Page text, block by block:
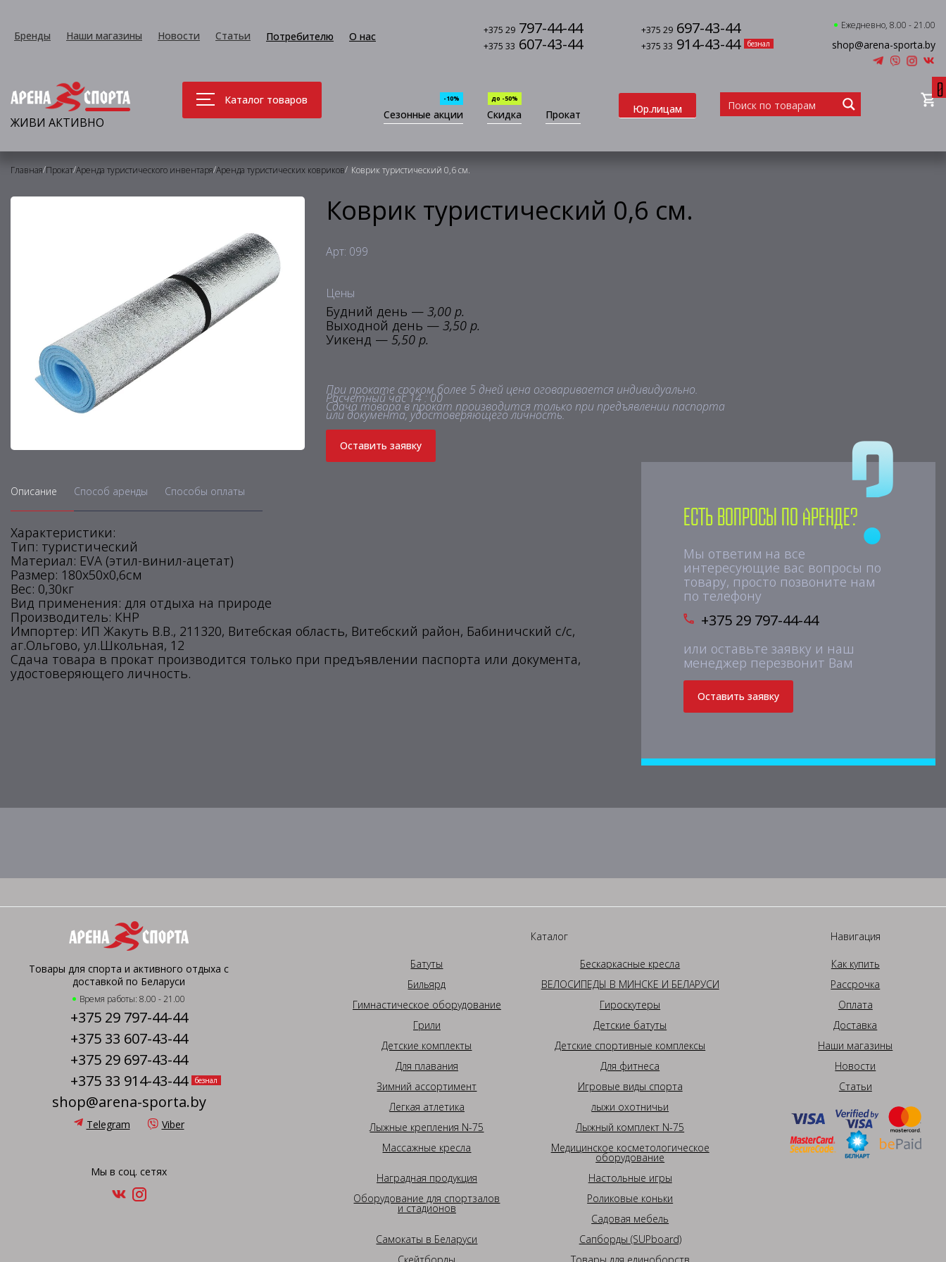
Бренды Наши магазины Новости Статьи Потребителю О нас +375 29 797-44-44 +375 29 697-43-44
+375 33 607-43-44 +375 33 914-43-44 безнал
Ежедневно, 8.00 - 21.00
shop@arena-sporta.by
ЖИВИ АКТИВНО
Каталог товаров
Сезонные акции
-10%
Скидка
до -50%
Прокат Юр.лицам
0
Главная/Прокат/Аренда туристического инвентаря/Аренда туристических ковриков/ Коврик туристический 0,6 см.
Коврик туристический 0,6 см.
Арт: 099
Цены
Будний день — 3,00 р.
Выходной день — 3,50 р.
Уикенд — 5,50 р.
При прокате сроком более 5 дней цена оговаривается индивидуально.
Расчетный час 14 : 00
Сдача товара в прокат производится только при предъявлении паспорта
или документа, удостоверяющего личность.
Оставить заявку
Описание Способ аренды Способы оплаты
Характеристики:
Тип: туристический
Материал: EVA (этил-винил-ацетат)
Размер: 180х50х0,6см
Вес: 0,30кг
Вид применения: для отдыха на природе
Производитель: КНР
Импортер: ИП Жакуть В.В., 211320, Витебская область, Витебский район, Бабиничский с/с,
аг.Ольгово, ул.Школьная, 12
Сдача товара в прокат производится только при предъявлении паспорта или документа,
удостоверяющего личность.
Есть вопросы по аренде?
Мы ответим на все
интересующие вас вопросы по
товару, просто позвоните нам
по телефону
+375 29 797-44-44
или оставьте заявку и наш
менеджер перезвонит Вам
Оставить заявку
Товары для спорта и активного отдыха с
доставкой по Беларуси
Время работы: 8.00 - 21.00
+375 29 797-44-44
+375 33 607-43-44
+375 29 697-43-44
+375 33 914-43-44
безнал
shop@arena-sporta.by
Telegram Viber
Мы в соц. сетях
Каталог
Батуты
Бескаркасные кресла
Бильярд
ВЕЛОСИПЕДЫ В МИНСКЕ И БЕЛАРУСИ
Гимнастическое оборудование
Гироскутеры
Грили
Детские батуты
Детские комплекты
Детские спортивные комплексы
Для плавания
Для фитнеса
Зимний ассортимент
Игровые виды спорта
Легкая атлетика
лыжи охотничьи
Лыжные крепления N-75
Лыжный комплект N-75
Массажные кресла
Медицинское косметологическое
оборудование
Наградная продукция
Настольные игры
Оборудование для спортзалов
и стадионов
Роликовые коньки
Садовая мебель
Самокаты в Беларуси
Сапборды (SUPboard)
Навигация
Как купить
Рассрочка
Оплата
Доставка
Наши магазины
Новости
Статьи